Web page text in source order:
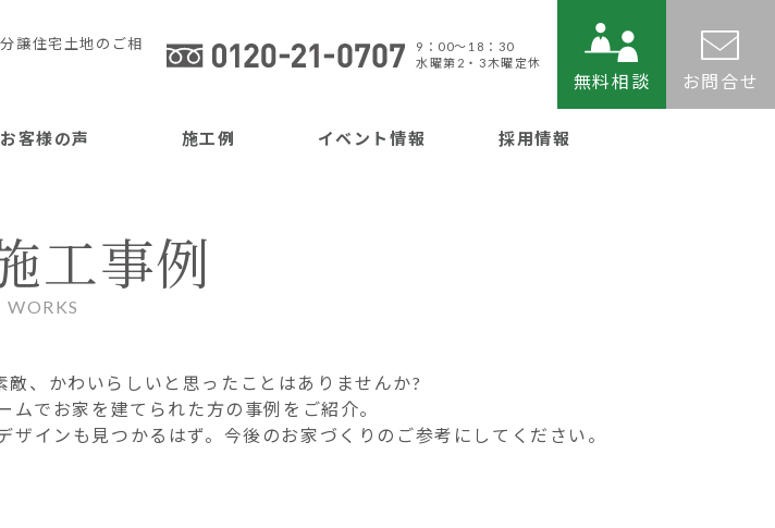
譲住宅土地のご相
9：00〜18：30
水曜第2・3木曜定休
無料相談 お問合せ
お客様の声 施工例 イベント情報 採用情報
工事例
WORKS
、かわいらしいと思ったことはありませんか?
ムでお家を建てられた方の事例をご紹介。
インも見つかるはず。今後のお家づくりのご参考にしてください。